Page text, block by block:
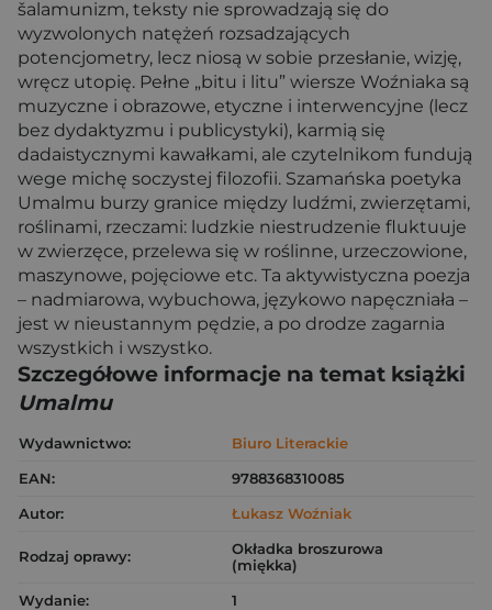
šalamunizm, teksty nie sprowadzają się do
wyzwolonych natężeń rozsadzających
potencjometry, lecz niosą w sobie przesłanie, wizję,
wręcz utopię. Pełne „bitu i litu” wiersze Woźniaka są
muzyczne i obrazowe, etyczne i interwencyjne (lecz
bez dydaktyzmu i publicystyki), karmią się
dadaistycznymi kawałkami, ale czytelnikom fundują
wege michę soczystej filozofii. Szamańska poetyka
Umalmu burzy granice między ludźmi, zwierzętami,
roślinami, rzeczami: ludzkie niestrudzenie fluktuuje
w zwierzęce, przelewa się w roślinne, urzeczowione,
maszynowe, pojęciowe etc. Ta aktywistyczna poezja
– nadmiarowa, wybuchowa, językowo napęczniała –
jest w nieustannym pędzie, a po drodze zagarnia
wszystkich i wszystko.
Szczegółowe informacje na temat książki
Umalmu
Wydawnictwo:
Biuro Literackie
EAN:
9788368310085
Autor:
Łukasz Woźniak
Rodzaj oprawy:
Okładka broszurowa
(miękka)
Wydanie:
1